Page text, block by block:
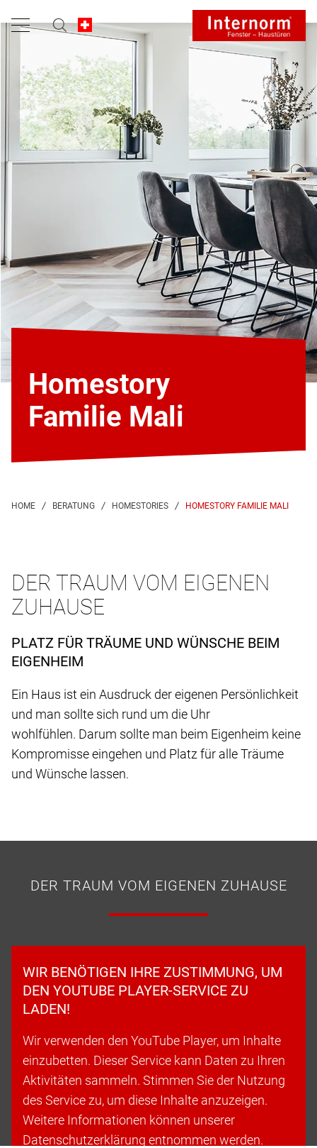
Homestory
Familie Mali
HOMESTORY FAMILIE MALI
DER TRAUM VOM EIGENEN
ZUHAUSE
PLATZ FÜR TRÄUME UND WÜNSCHE BEIM
EIGENHEIM
Ein Haus ist ein Ausdruck der eigenen Persönlichkeit
und man sollte sich rund um die Uhr
wohlfühlen. Darum sollte man beim Eigenheim keine
Kompromisse eingehen und Platz für alle Träume
und Wünsche lassen.
DER TRAUM VOM EIGENEN ZUHAUSE
WIR BENÖTIGEN IHRE ZUSTIMMUNG, UM
DEN YOUTUBE PLAYER-SERVICE ZU
LADEN!
Wir verwenden den YouTube Player, um Inhalte
einzubetten. Dieser Service kann Daten zu Ihren
Aktivitäten sammeln. Stimmen Sie der Nutzung
des Service zu, um diese Inhalte anzuzeigen.
Weitere Informationen können unserer
Datenschutzerklärung entnommen werden.